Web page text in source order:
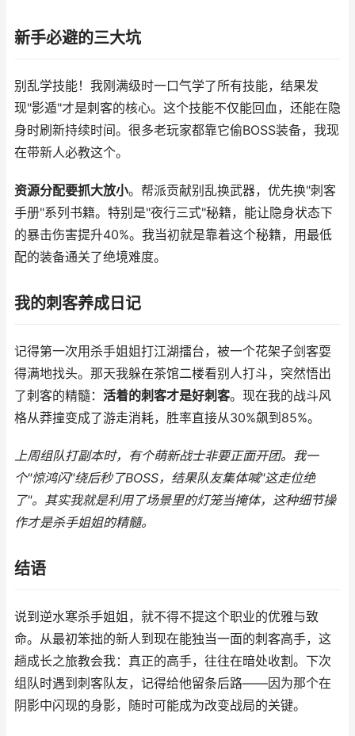
新手必避的三大坑
别乱学技能！我刚满级时一口气学了所有技能，结果发
现"影遁"才是刺客的核心。这个技能不仅能回血，还能在隐
身时刷新持续时间。很多老玩家都靠它偷BOSS装备，我现
在带新人必教这个。
资源分配要抓大放小。帮派贡献别乱换武器，优先换"刺客
手册"系列书籍。特别是"夜行三式"秘籍，能让隐身状态下
的暴击伤害提升40%。我当初就是靠着这个秘籍，用最低
配的装备通关了绝境难度。
我的刺客养成日记
记得第一次用杀手姐姐打江湖擂台，被一个花架子剑客耍
得满地找头。那天我躲在茶馆二楼看别人打斗，突然悟出
了刺客的精髓： 活着的刺客才是好刺客。现在我的战斗风
格从莽撞变成了游走消耗，胜率直接从30%飙到85%。
上周组队打副本时，有个萌新战士非要正面开团。我一
个"惊鸿闪"绕后秒了BOSS，结果队友集体喊"这走位绝
了"。其实我就是利用了场景里的灯笼当掩体，这种细节操
作才是杀手姐姐的精髓。
结语
说到逆水寒杀手姐姐，就不得不提这个职业的优雅与致
命。从最初笨拙的新人到现在能独当一面的刺客高手，这
趟成长之旅教会我：真正的高手，往往在暗处收割。下次
组队时遇到刺客队友，记得给他留条后路——因为那个在
阴影中闪现的身影，随时可能成为改变战局的关键。